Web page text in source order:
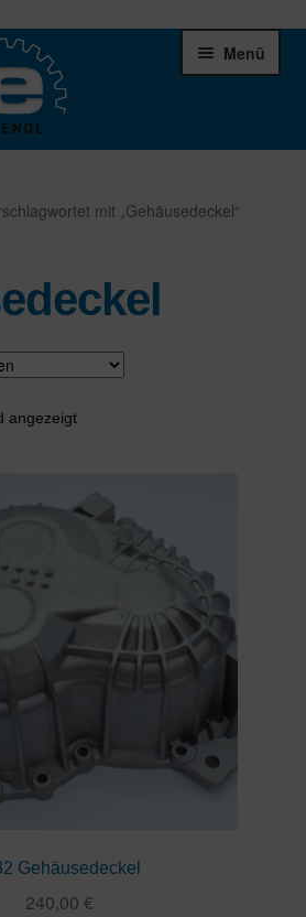
Menü
mit „Gehäusedeckel“
angezeigt
Gehäusedeckel
240,00 €